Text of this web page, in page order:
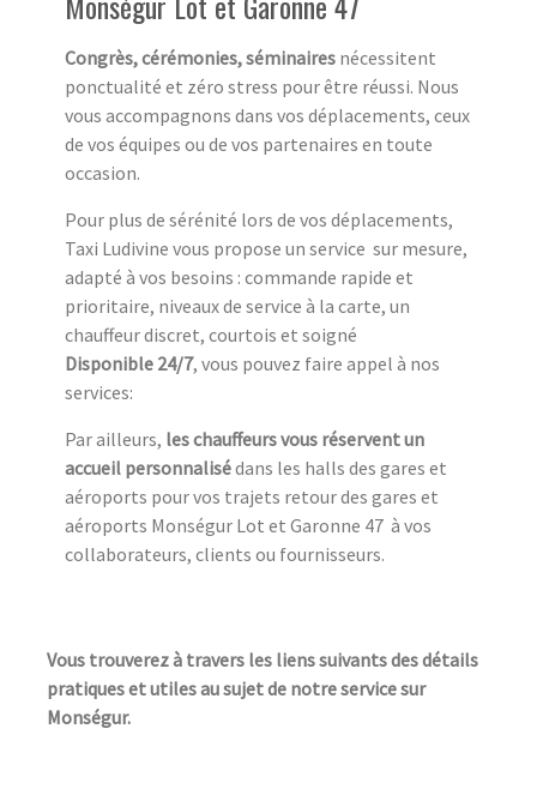
Congrès, cérémonies, séminaires nécessitent
ponctualité et zéro stress pour être réussi. Nous
vous accompagnons dans vos déplacements, ceux
de vos équipes ou de vos partenaires en toute
occasion.
Pour plus de sérénité lors de vos déplacements,
Taxi Ludivine vous propose un service sur mesure,
adapté à vos besoins : commande rapide et
prioritaire, niveaux de service à la carte, un
chauffeur discret, courtois et soigné
Disponible 24/7, vous pouvez faire appel à nos
services:
Par ailleurs, les chauffeurs vous réservent un
accueil personnalisédans les halls des gares et
aéroports pour vos trajets retour des gares et
aéroports Monségur Lot et Garonne 47 à vos
collaborateurs, clients ou fournisseurs.
Vous trouverez à travers les liens suivants des détails
pratiques et utiles au sujet de notre service sur
Monségur.